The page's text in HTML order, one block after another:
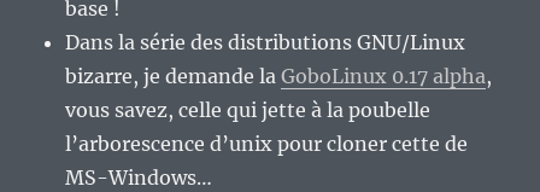
base !
Dans la série des distributions GNU/Linux
bizarre, je demande laGoboLinux 0.17 alpha,
vous savez, celle qui jette à la poubelle
l’arborescence d’unix pour cloner cette de
MS-Windows…